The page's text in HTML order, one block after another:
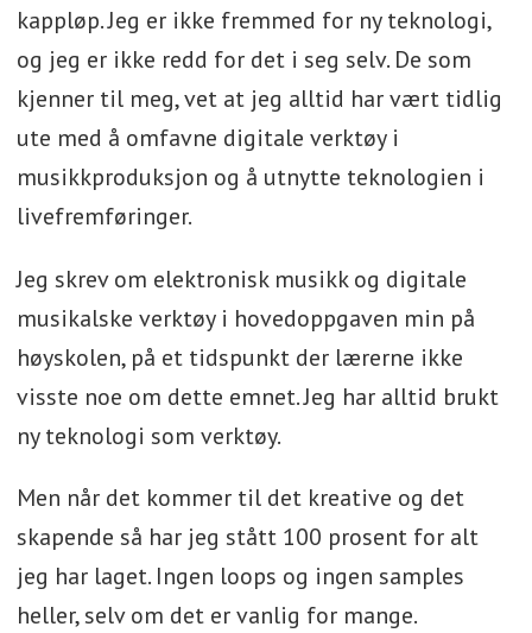
kappløp. Jeg er ikke fremmed for ny teknologi,
og jeg er ikke redd for det i seg selv. De som
kjenner til meg, vet at jeg alltid har vært tidlig
ute med å omfavne digitale verktøy i
musikkproduksjon og å utnytte teknologien i
livefremføringer.
Jeg skrev om elektronisk musikk og digitale
musikalske verktøy i hovedoppgaven min på
høyskolen, på et tidspunkt der lærerne ikke
visste noe om dette emnet. Jeg har alltid brukt
ny teknologi som verktøy.
Men når det kommer til det kreative og det
skapende så har jeg stått 100 prosent for alt
jeg har laget. Ingen loops og ingen samples
heller, selv om det er vanlig for mange.